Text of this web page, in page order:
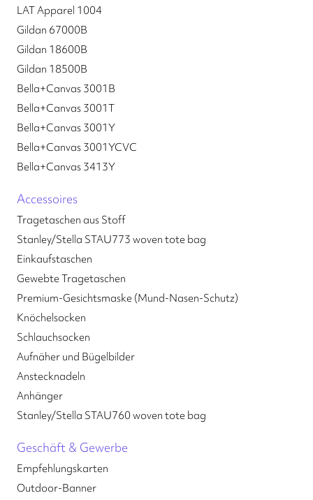
LAT Apparel 1004
Gildan 67000B
Gildan 18600B
Gildan 18500B
Bella+Canvas 3001B
Bella+Canvas 3001T
Bella+Canvas 3001Y
Bella+Canvas 3001YCVC
Bella+Canvas 3413Y
Accessoires
Tragetaschen aus Stoff
Stanley/Stella STAU773 woven tote bag
Einkaufstaschen
Gewebte Tragetaschen
Premium-Gesichtsmaske (Mund-Nasen-Schutz)
Knöchelsocken
Schlauchsocken
Aufnäher und Bügelbilder
Anstecknadeln
Anhänger
Stanley/Stella STAU760 woven tote bag
Geschäft & Gewerbe
Empfehlungskarten
Outdoor-Banner